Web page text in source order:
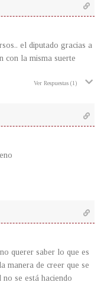
el diputado gracias a
con la misma suerte
Ver Respuestas (1)
querer saber lo que es
manera de creer que se
se está haciendo